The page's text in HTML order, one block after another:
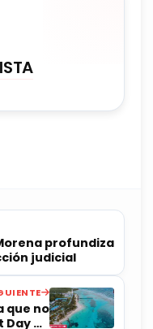
profundiza
judicial
que no
en